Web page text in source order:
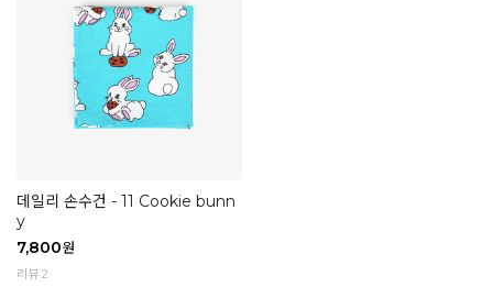
데일리 손수건 - 11 Cookie bunn
y
7,800원
리뷰 2